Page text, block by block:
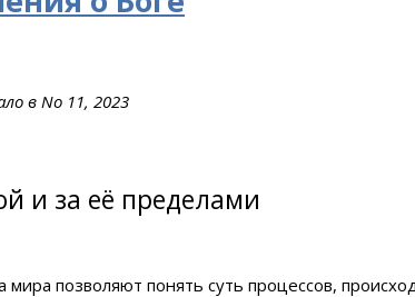
в No 11, 2023
и за её пределами
мира позволяют понять суть процессов,